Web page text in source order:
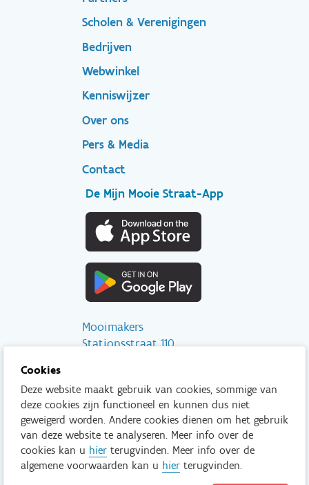
menu
Scholen & Verenigingen
Bedrijven
Footer
secondary
Webwinkel
Kenniswijzer
Over ons
Pers & Media
Contact
De Mijn Mooie Straat-App
Mooimakers
Stationsstraat 110
info@mooimakers.be
015 28 41 56
Tenzij anders vermeld is het niet toegestaan om inhoud van deze
website te kopiëren, reproduceren, aan te passen en/of onder
een andere vorm te publiceren zonder voorafgaand en
uitdrukkelijk akkoord van Mooimakers.
Cookies
Deze website maakt gebruik van cookies, sommige van
deze cookies zijn functioneel en kunnen dus niet
geweigerd worden. Andere cookies dienen om het gebruik
van deze website te analyseren. Meer info over de
cookies kan u hier terugvinden. Meer info over de
algemene voorwaarden kan u hier terugvinden.